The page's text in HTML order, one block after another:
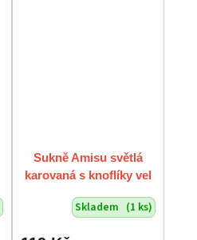
Sukně Amisu světlá
karovaná s knoflíky vel
Skladem (1 ks)